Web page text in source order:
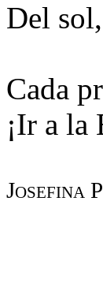
Del
Cada
¡Ir a la
Josefina